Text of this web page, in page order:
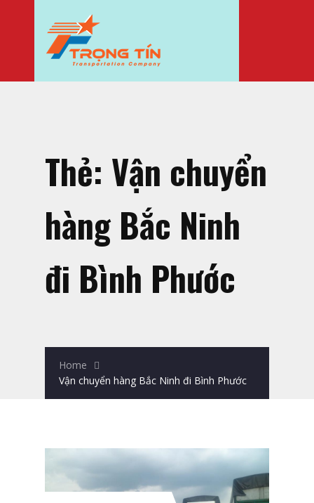
Thẻ: Vận chuyển
hàng Bắc Ninh
đi Bình Phước
Home
Vận chuyển hàng Bắc Ninh đi Bình Phước